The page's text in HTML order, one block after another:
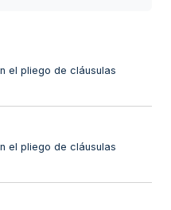
el pliego de cláusulas
el pliego de cláusulas